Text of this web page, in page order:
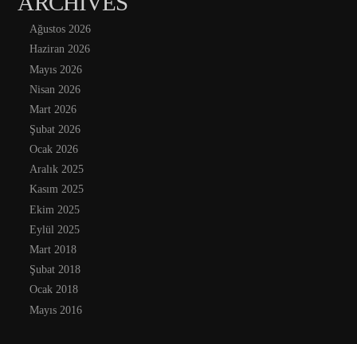
Ağustos 2026
Haziran 2026
Mayıs 2026
Nisan 2026
Mart 2026
Şubat 2026
Ocak 2026
Aralık 2025
Kasım 2025
Ekim 2025
Eylül 2025
Mart 2018
Şubat 2018
Ocak 2018
Mayıs 2016